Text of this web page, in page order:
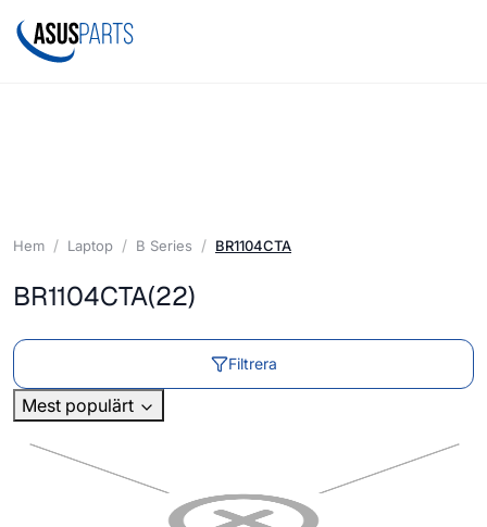
Hem Laptop B Series BR1104CTA
BR1104CTA(22)
Filtrera
Mest populärt